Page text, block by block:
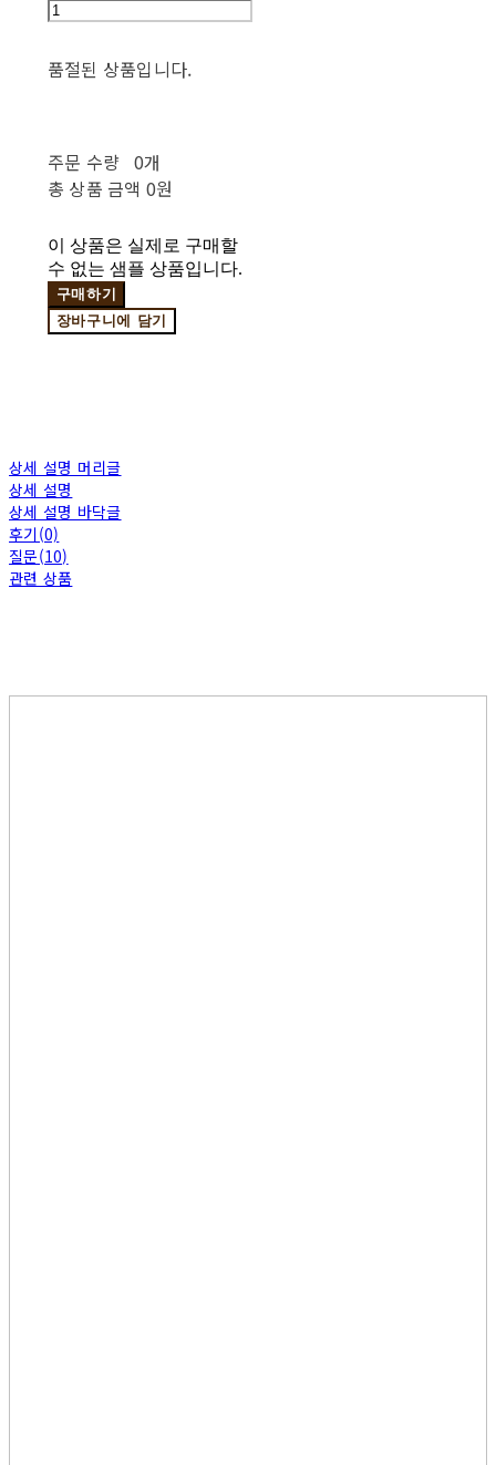
품절된 상품입니다.
주문 수량 0개
총 상품 금액 0원
이 상품은 실제로 구매할
수 없는 샘플 상품입니다.
구매하기
장바구니에 담기
상세 설명 머리글
상세 설명
상세 설명 바닥글
후기(0)
질문(10)
관련 상품